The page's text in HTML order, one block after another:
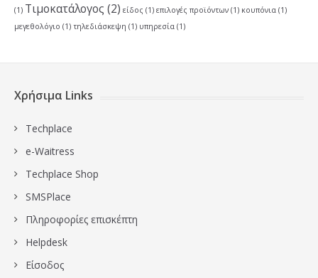
(1) Τιμοκατάλογος (2) είδος (1) επιλογές προϊόντων (1) κουπόνια (1)
μεγεθολόγιο (1) τηλεδιάσκεψη (1) υπηρεσία (1)
Χρήσιμα Links
Techplace
e-Waitress
Techplace Shop
SMSPlace
Πληροφορίες επισκέπτη
Ηelpdesk
Είσοδος